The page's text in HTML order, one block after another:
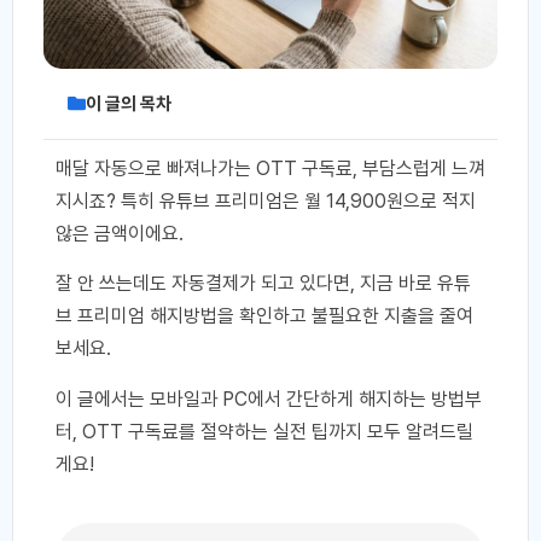
이 글의 목차
매달 자동으로 빠져나가는 OTT 구독료, 부담스럽게 느껴
지시죠? 특히 유튜브 프리미엄은 월 14,900원으로 적지
않은 금액이에요.
잘 안 쓰는데도 자동결제가 되고 있다면, 지금 바로 유튜
브 프리미엄 해지방법을 확인하고 불필요한 지출을 줄여
보세요.
이 글에서는 모바일과 PC에서 간단하게 해지하는 방법부
터, OTT 구독료를 절약하는 실전 팁까지 모두 알려드릴
게요!